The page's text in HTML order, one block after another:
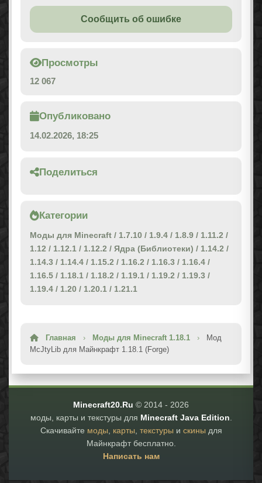
Сообщить об ошибке
Просмотры
12 067
Опубликовано
14.02.2026, 18:25
Поделиться
Категории
Моды для Minecraft / 1.7.10 / 1.9.4 / 1.8.9 / 1.11.2 /
1.12 / 1.12.1 / 1.12.2 / Ядра (Библиотеки) / 1.14.2 /
1.14.3 / 1.14.4 / 1.15.2 / 1.16.2 / 1.16.3 / 1.16.4 /
1.16.5 / 1.18.1 / 1.18.2 / 1.19.1 / 1.19.2 / 1.19.3 /
1.19.4 / 1.20 / 1.20.1 / 1.21.1
Главная › Моды для Minecraft 1.18.1 ›
Мод
McJtyLib для Майнкрафт 1.18.1 (Forge)
Minecraft20.Ru © 2014 - 2026
моды, карты и текстуры для Minecraft Java Edition
Скачивайте моды карты текстуры и скины для
Майнкрафт бесплатно.
Написать нам